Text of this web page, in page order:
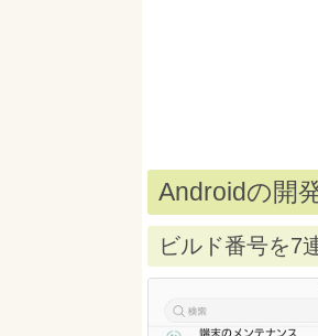
Androidの開
ビルド番号を7